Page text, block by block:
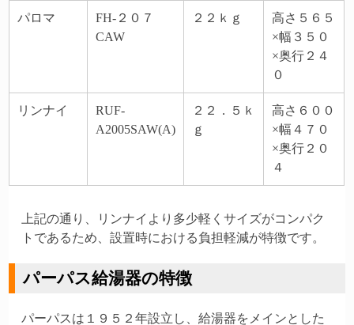
パロマ
FH-２０７
CAW
２２ｋｇ
高さ５６５
×幅３５０
×奥行２４
０
リンナイ
RUF-
A2005SAW(A)
２２．５ｋ
ｇ
高さ６００
×幅４７０
×奥行２０
４
上記の通り、リンナイより多少軽くサイズがコンパク
トであるため、設置時における負担軽減が特徴です。
パーパス給湯器の特徴
パーパスは１９５２年設立し、給湯器をメインとした